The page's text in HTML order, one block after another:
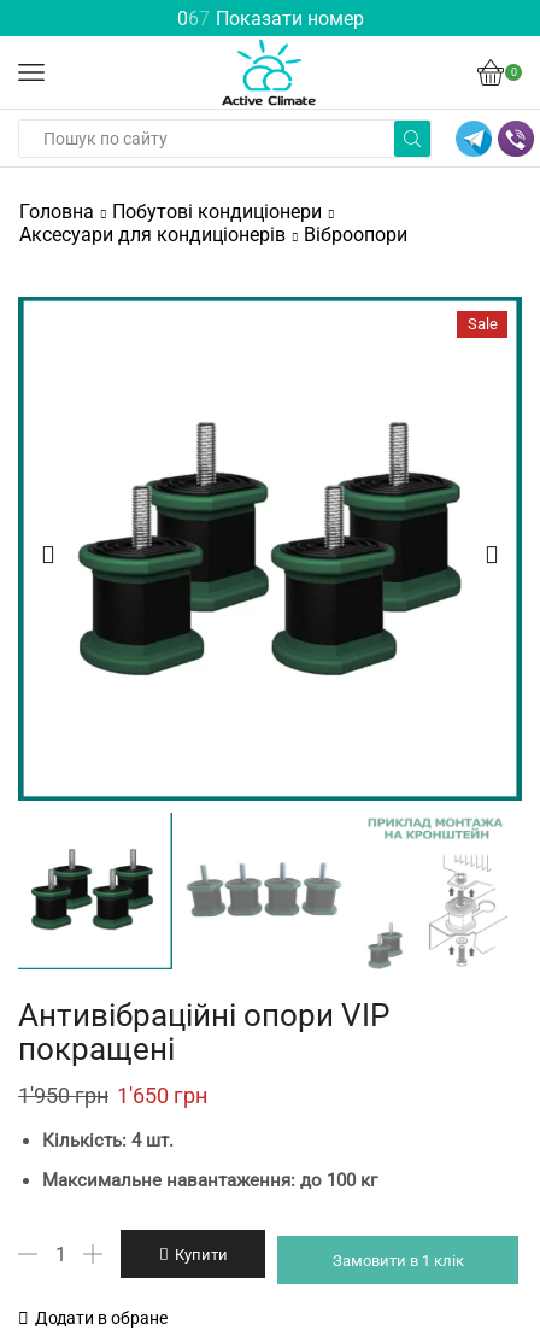
067 Показати номер
0
Головна
Побутові кондиціонери
Аксесуари для кондиціонерів
Віброопори
Sale
Антивібраційні опори VIP
покращені
1'950грн Original
price
1'650 грн
Кількість: 4 шт.
Максимальне навантаження: до 100 кг
Антивібраційні
VIP
Купити Замовити в 1 клік
Додати в обране